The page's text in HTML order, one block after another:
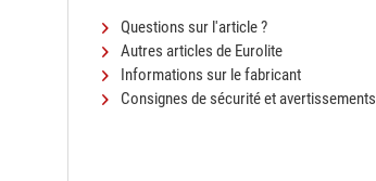
Questions sur l'article ?
Autres articles de Eurolite
Informations sur le fabricant
Consignes de sécurité et avertissements